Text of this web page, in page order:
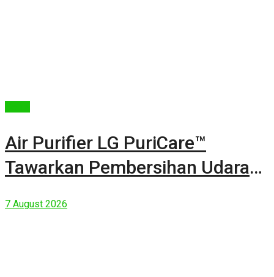
Air Purifier LG PuriCare™
Tawarkan Pembersihan Udara
7 August 2026